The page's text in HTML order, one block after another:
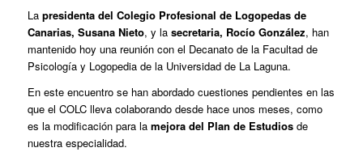
La presidenta del Colegio Profesional de Logopedas de
Canarias, Susana Nieto, y la secretaria, Rocío González, han
mantenido hoy una reunión con el Decanato de la Facultad de
Psicología y Logopedia de la Universidad de La Laguna.
En este encuentro se han abordado cuestiones pendientes en las
que el COLC lleva colaborando desde hace unos meses, como
es la modificación para lamejora del Plan de Estudiosde
nuestra especialidad.